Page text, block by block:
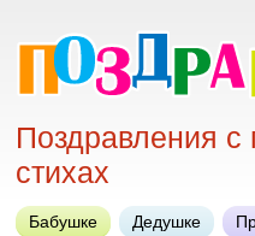
Поздравления
стихах
Бабушке Дедушке